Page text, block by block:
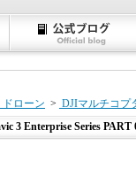
ドローン > DJIマルチコプ
3 Enterprise Series